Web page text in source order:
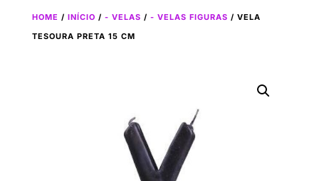
HOME / INÍCIO / - VELAS / - VELAS FIGURAS / VELA
TESOURA PRETA 15 CM